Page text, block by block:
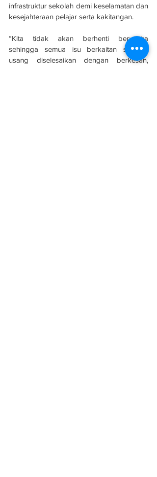
infrastruktur sekolah demi keselamatan dan
kesejahteraan pelajar serta kakitangan.
“Kita tidak akan berhenti berusaha
sehingga semua isu berkaitan sekolah
usang diselesaikan dengan berkesan,